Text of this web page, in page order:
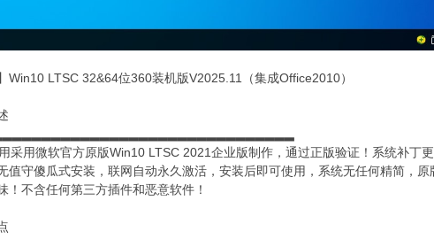
Win10 LTSC 32&64位360装机版V2025.11（集成Office2010）
用微软官方原版Win10 LTSC 2021企业版制作，通过正版验证！系统补丁
值守傻瓜式安装，联网自动永久激活，安装后即可使用，系统无任何精简，原
！不含任何第三方插件和恶意软件！